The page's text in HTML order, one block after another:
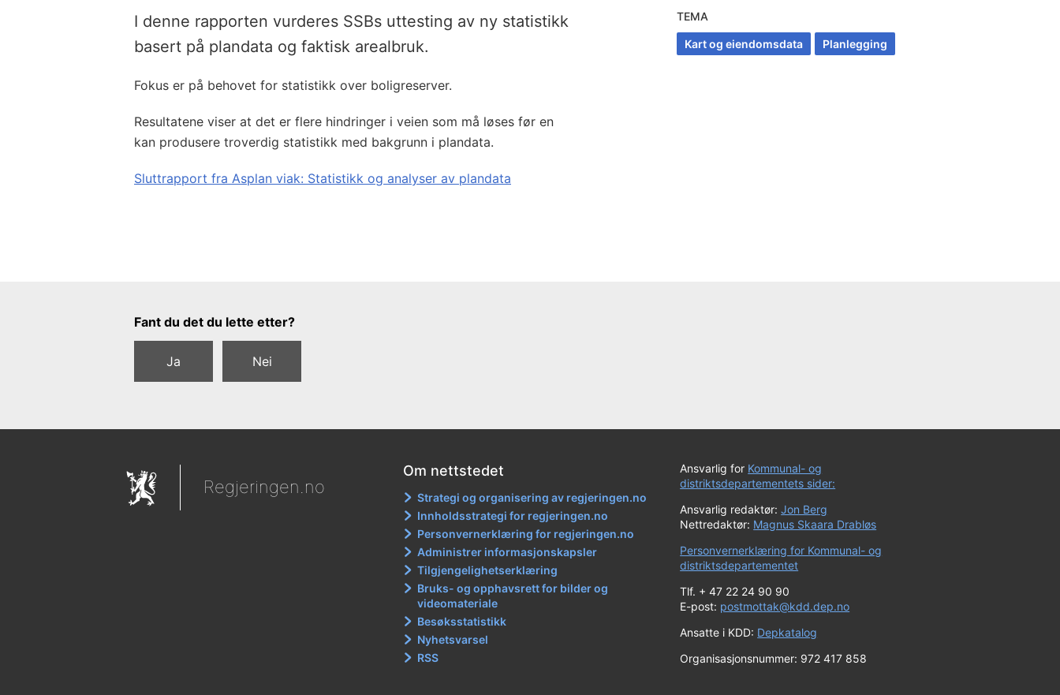
I denne rapporten vurderes SSBs uttesting av ny statistikk
basert på plandata og faktisk arealbruk.
Fokus er på behovet for statistikk over boligreserver.
Resultatene viser at det er flere hindringer i veien som må løses før en
kan produsere troverdig statistikk med bakgrunn i plandata.
Sluttrapport fra Asplan viak: Statistikk og analyser av plandata
TEMA
Kart og eiendomsdata Planlegging
Tilbakemeldingsskjema
Fant du det du lette etter?
Ja Nei
Regjeringen.no
Om nettstedet
Strategi og organisering av regjeringen.no
Innholdsstrategi for regjeringen.no
Personvernerklæring for regjeringen.no
Administrer informasjonskapsler
Tilgjengelighetserklæring
Bruks- og opphavsrett for bilder og
videomateriale
Besøksstatistikk
Nyhetsvarsel
RSS
Ansvarlig for Kommunal- og
distriktsdepartementets sider:
Ansvarlig redaktør:Jon Berg
Nettredaktør: Magnus Skaara Drabløs
Personvernerklæring for Kommunal- og
distriktsdepartementet
Tlf. + 47 22 24 90 90
E-post: postmottak@kdd.dep.no
Ansatte i KDD: Depkatalog
Organisasjonsnummer: 972 417 858